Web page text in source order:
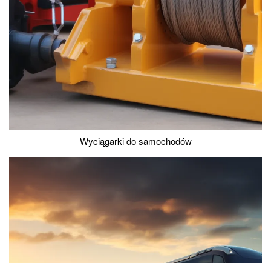
Wyciągarki do samochodów